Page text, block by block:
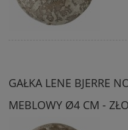
GAŁKA LENE BJERRE
MEBLOWY Ø4 CM -